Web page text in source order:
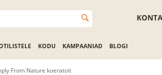
KODU KAMPAANIAD BLOGI
From Nature koeratoit